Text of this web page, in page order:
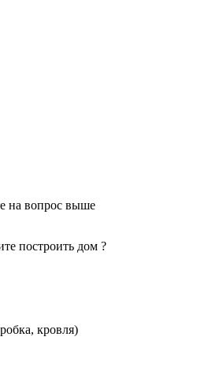
на вопрос выше
построить дом ?
кровля)